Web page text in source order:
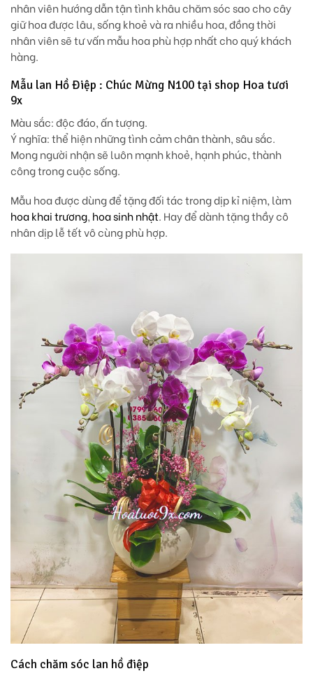
nhân viên hướng dẫn tận tình khâu chăm sóc sao cho cây
giữ hoa được lâu, sống khoẻ và ra nhiều hoa, đồng thời
nhân viên sẽ tư vấn mẫu hoa phù hợp nhất cho quý khách
hàng.
Mẫu lan Hồ Điệp : Chúc Mừng N100 tại shop Hoa tươi
9x
Màu sắc: độc đáo, ấn tượng.
Ý nghĩa: thể hiện những tình cảm chân thành, sâu sắc.
Mong người nhận sẽ luôn mạnh khoẻ, hạnh phúc, thành
công trong cuộc sống.
Mẫu hoa được dùng để tặng đối tác trong dịp kỉ niệm, làm
hoa khai trương, hoa sinh nhật. Hay để dành tặng thầy cô
nhân dịp lễ tết vô cùng phù hợp.
Cách chăm sóc lan hồ điệp